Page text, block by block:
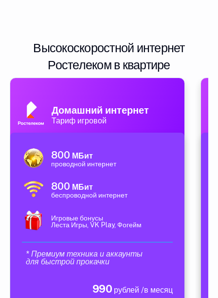
Высокоскоростной интернет
Ростелеком в квартире
Домашний интернет
Тариф игровой
800 МБит
проводной интернет
800 МБит
беспроводной интернет
Игровые бонусы
Леста Игры, VK Play, Фогейм
* Премиум техника и аккаунты
для быстрой прокачки
990 рублей /в месяц